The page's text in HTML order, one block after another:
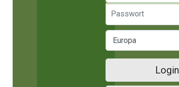
Login